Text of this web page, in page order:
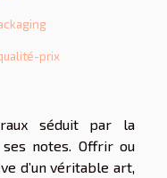
prix
séduit par la
notes. Offrir ou
d’un véritable art,